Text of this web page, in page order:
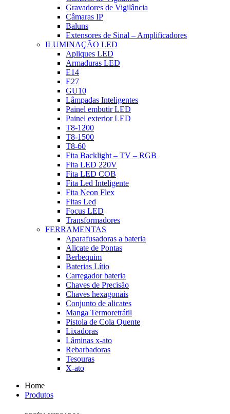
Gravadores de Vigilância
Câmaras IP
Baluns
Extensores de Sinal – Amplificadores
ILUMINAÇÃO LED
Apliques LED
Armaduras LED
E14
E27
GU10
Lâmpadas Inteligentes
Painel embutir LED
Painel exterior LED
T8-1200
T8-1500
T8-60
Fita Backlight – TV – RGB
Fita LED 220V
Fita LED COB
Fita Led Inteligente
Fita Neon Flex
Fitas Led
Focus LED
Transformadores
FERRAMENTAS
Aparafusadoras a bateria
Alicate de Pontas
Berbequim
Baterias Lítio
Carregador bateria
Chaves de Precisão
Chaves hexagonais
Conjunto de alicates
Manga Termoretrátil
Pistola de Cola Quente
Lixadoras
Lâminas x-ato
Rebarbadoras
Tesouras
X-ato
Home
Produtos